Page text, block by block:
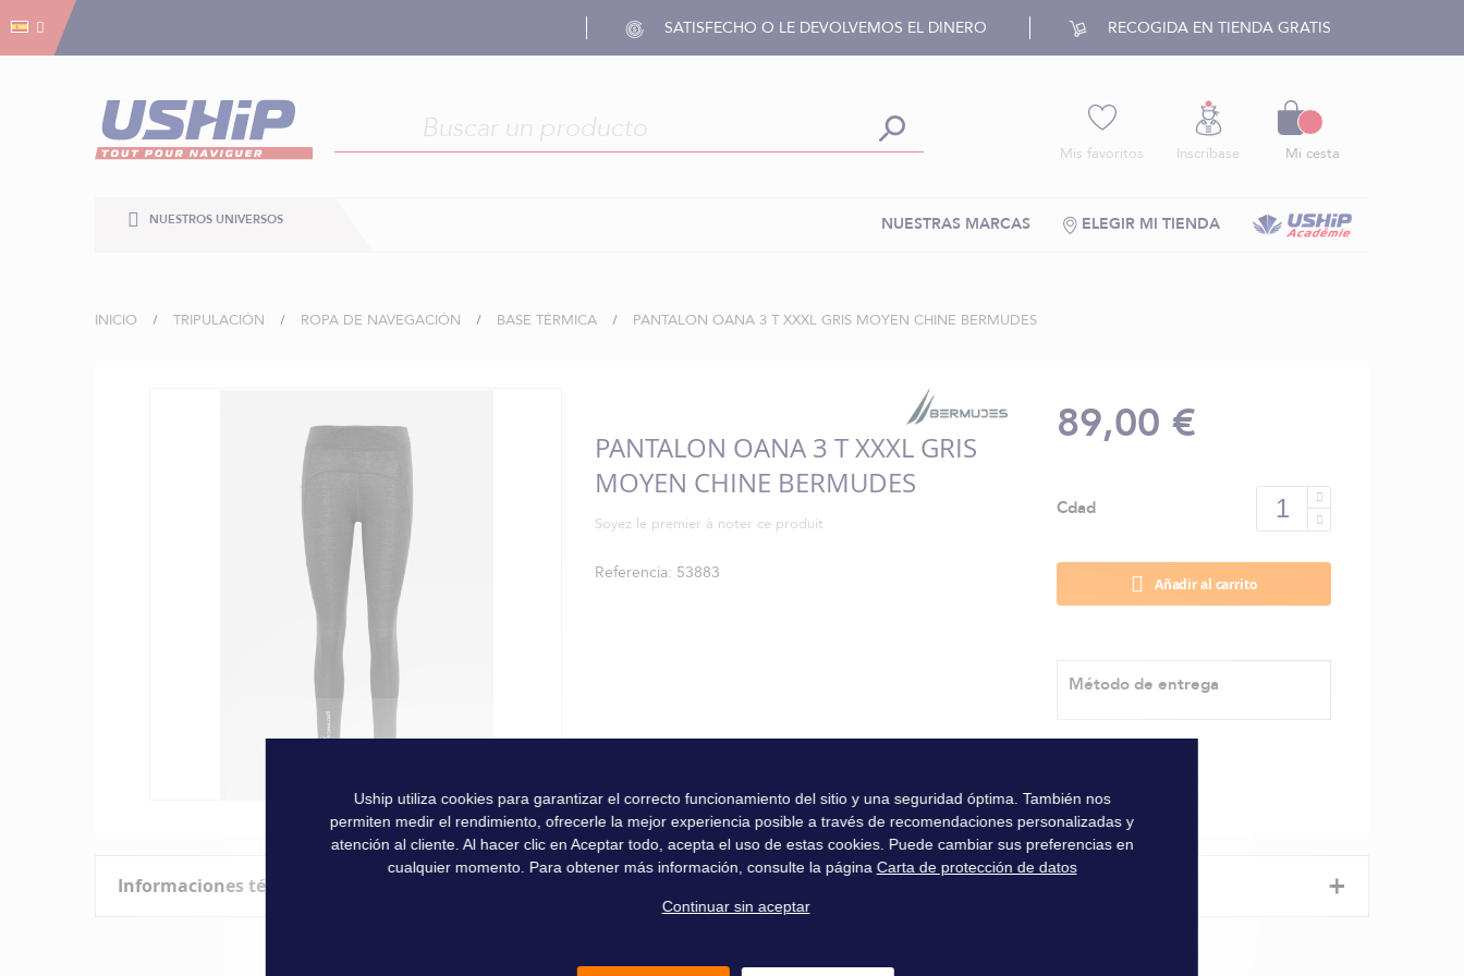
SATISFECHO O LE DEVOLVEMOS EL DINERO RECOGIDA EN TIENDA GRATIS
Mis favoritos Inscríbase Mi cesta
NUESTROS UNIVERSOS ELEGIR MI TIENDA
NUESTRAS MARCAS
INICIO TRIPULACIÓN ROPA DE NAVEGACIÓN BASE TÉRMICA PANTALON OANA 3 T XXXL GRIS MOYEN CHINE BERMUDES
de
PANTALON OANA 3 T XXXL GRIS
MOYEN CHINE BERMUDES
Soyez le premier à noter ce produit
Referencia 53883
89,00 €
Cdad
Añadir al carrito
Método de entrega
Informaciones técnicas +
Gestión de cookies
Uship utiliza cookies para garantizar el correcto funcionamiento del sitio y una seguridad óptima. También nos
permiten medir el rendimiento, ofrecerle la mejor experiencia posible a través de recomendaciones personalizadas y
atención al cliente. Al hacer clic en Aceptar todo, acepta el uso de estas cookies. Puede cambiar sus preferencias en
cualquier momento. Para obtener más información, consulte la página Carta de protección de datos
Continuar sin aceptar
Gestión de cookies